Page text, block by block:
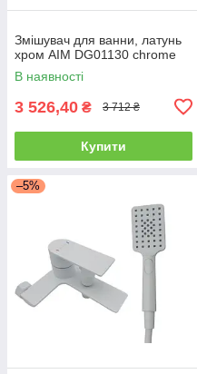
Змішувач для ванни, латунь
хром AIM DG01130 chrome
В наявності
3 526,40 ₴ 3 712 ₴
Купити
–5%